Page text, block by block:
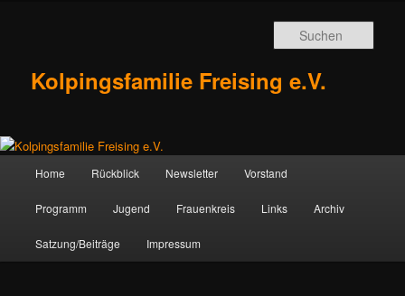
Kolpingsfamilie Freising e.V.
Home Rückblick Newsletter Vorstand
Programm Jugend Frauenkreis Links Archiv
Satzung/Beiträge Impressum